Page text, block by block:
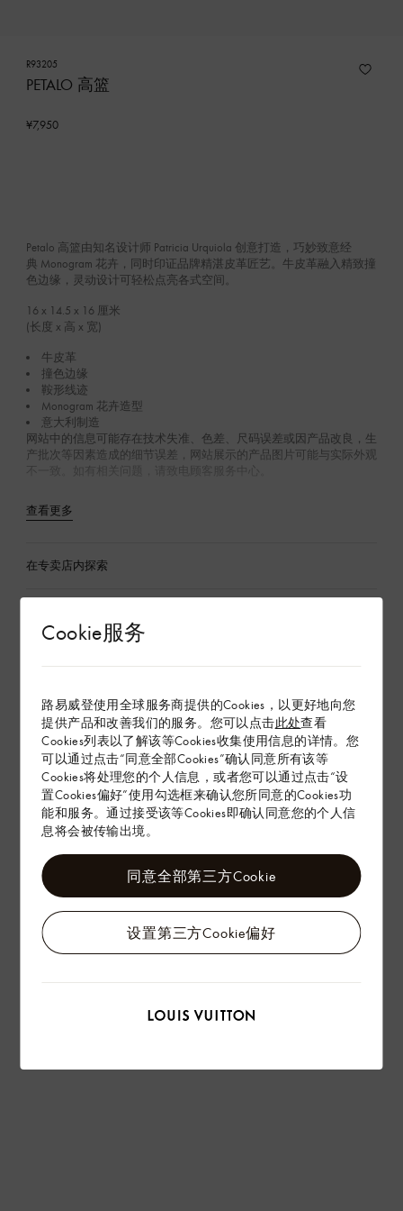
Cookie服务
路易威登使用全球服务商提供的Cookies，以更好地向您
提供产品和改善我们的服务。您可以点击此处查看
Cookies列表以了解该等Cookies收集使用信息的详情。您
可以通过点击“同意全部Cookies”确认同意所有该等
Cookies将处理您的个人信息，或者您可以通过点击“设
置Cookies偏好”使用勾选框来确认您所同意的Cookies功
能和服务。通过接受该等Cookies即确认同意您的个人信
息将会被传输出境。
设置第三方Cookie偏好
同意全部第三方Cookie
R93205
PETALO 高篮
¥7,950
Petalo 高篮由知名设计师 Patricia Urquiola 创意打造，巧妙致意经
典 Monogram 花卉，同时印证品牌精湛皮革匠艺。牛皮革融入精致撞
色边缘，灵动设计可轻松点亮各式空间。
16 x 14.5 x 16 厘米
(长度 x 高 x 宽)
牛皮革
撞色边缘
鞍形线迹
Monogram 花卉造型
意大利制造
网站中的信息可能存在技术失准、色差、尺码误差或因产品改良，生
产批次等因素造成的细节误差，网站展示的产品图片可能与实际外观
不一致。如有相关问题，请致电顾客服务中心。
查看更多
在专卖店内探索
配送 & 退货
赠礼